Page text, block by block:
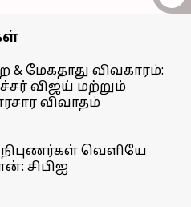
மேகதாது விவகாரம்:
விஜய் மற்றும்
விவாதம்
வெளியே
சிபிஐ